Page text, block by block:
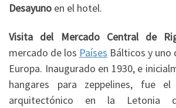
Desayuno en el hotel.
Visita del Mercado Central de
mercado de los Países Bálticos y uno
Europa. Inaugurado en 1930, e
hangares para zeppelines, fue
arquitectónico en la Letonia